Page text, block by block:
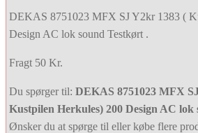
DEKAS 8751023 MFX SJ Y2kr 1383 (
Design AC lok sound Testkørt .
Fragt 50 Kr.
Du spørger til: DEKAS 8751023 MFX
Kustpilen Herkules) 200 Design AC lok
Ønsker du at spørge til eller købe flere